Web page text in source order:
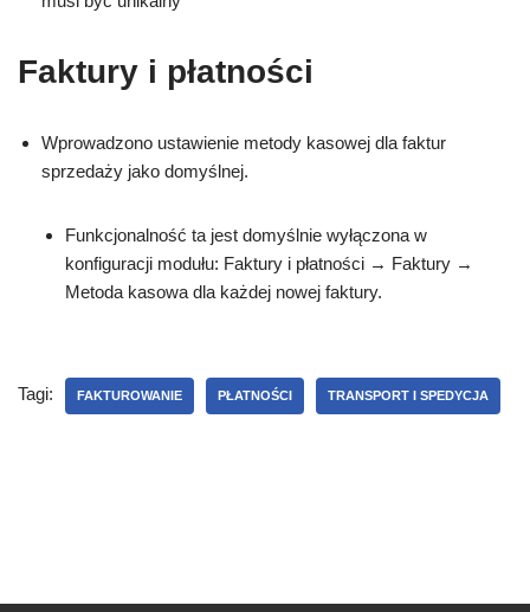
Faktury i płatności
Wprowadzono ustawienie metody kasowej dla faktur
sprzedaży jako domyślnej.
Funkcjonalność ta jest domyślnie wyłączona w
konfiguracji modułu: Faktury i płatności → Faktury →
Metoda kasowa dla każdej nowej faktury.
Tagi: FAKTUROWANIE PŁATNOŚCI TRANSPORT I SPEDYCJA